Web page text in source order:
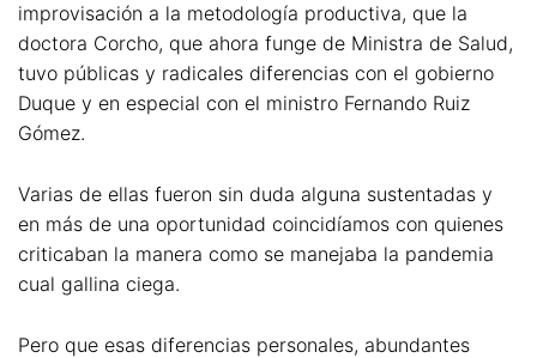
improvisación a la metodología productiva, que la
doctora Corcho, que ahora funge de Ministra de Salud,
tuvo públicas y radicales diferencias con el gobierno
Duque y en especial con el ministro Fernando Ruiz
Gómez.
Varias de ellas fueron sin duda alguna sustentadas y
en más de una oportunidad coincidíamos con quienes
criticaban la manera como se manejaba la pandemia
cual gallina ciega.
Pero que esas diferencias personales, abundantes